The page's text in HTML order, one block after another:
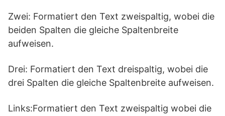
Zwei: Formatiert den Text zweispaltig, wobei die
beiden Spalten die gleiche Spaltenbreite
aufweisen.
Drei: Formatiert den Text dreispaltig, wobei die
drei Spalten die gleiche Spaltenbreite aufweisen.
Links:Formatiert den Text zweispaltig wobei die